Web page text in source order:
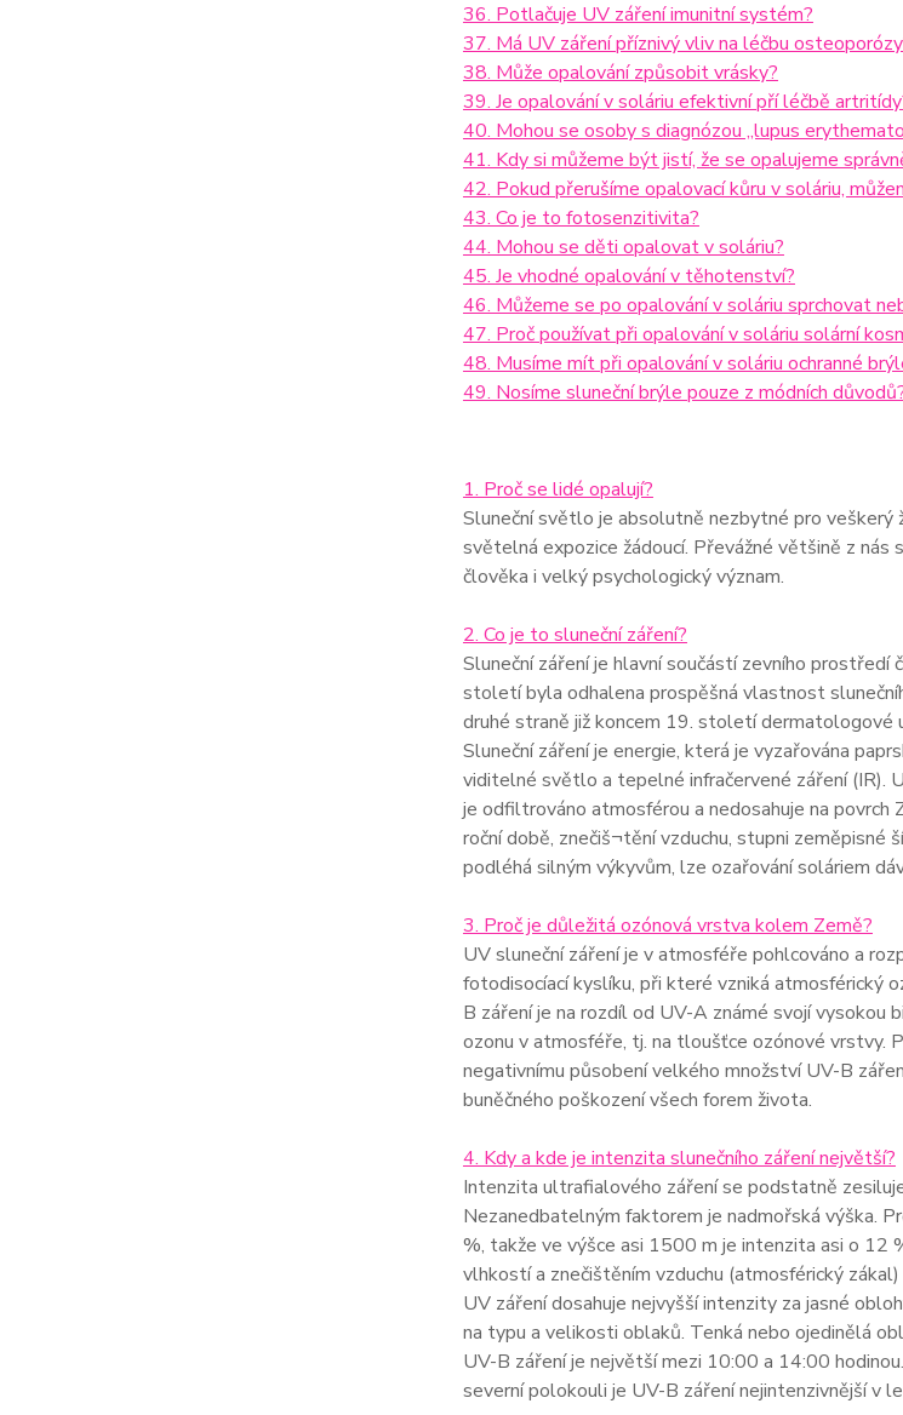
36. Potlačuje UV záření imunitní systém?
37. Má UV záření příznivý vliv na léčbu
38. Může opalování způsobit vrásky?
39. Je opalování v soláriu efektivní pří léčbě
40. Mohou se osoby s diagnózou „lupus
41. Kdy si můžeme být jistí, že se opalujeme
42. Pokud přerušíme opalovací kůru v soláriu,
43. Co je to fotosenzitivita?
44. Mohou se děti opalovat v soláriu?
45. Je vhodné opalování v těhotenství?
46. Můžeme se po opalování v soláriu sprchovat
47. Proč používat při opalování v soláriu solární
48. Musíme mít při opalování v soláriu ochranné
49. Nosíme sluneční brýle pouze z módních
1. Proč se lidé opalují?
Sluneční světlo je absolutně nezbytné pro veškerý
světelná expozice žádoucí. Převážné většině z
člověka i velký psychologický význam.
2. Co je to sluneční záření?
Sluneční záření je hlavní součástí zevního prostředí
století byla odhalena prospěšná vlastnost
druhé straně již koncem 19. století dermatologové
Sluneční záření je energie, která je vyzařována
viditelné světlo a tepelné infračervené záření (IR).
je odfiltrováno atmosférou a nedosahuje na povrch
roční době, znečiš¬tění vzduchu, stupni zeměpisné
podléhá silným výkyvům, lze ozařování soláriem
3. Proč je důležitá ozónová vrstva kolem Země?
UV sluneční záření je v atmosféře pohlcováno a
fotodisocíací kyslíku, při které vzniká atmosférický
B záření je na rozdíl od UV-A známé svojí
ozonu v atmosféře, tj. na tloušťce ozónové vrstvy.
negativnímu působení velkého množství UV-B
buněčného poškození všech forem života.
4. Kdy a kde je intenzita slunečního záření největší?
Intenzita ultrafialového záření se podstatně
Nezanedbatelným faktorem je nadmořská výška.
%, takže ve výšce asi 1500 m je intenzita asi o 12
vlhkostí a znečištěním vzduchu (atmosférický
UV záření dosahuje nejvyšší intenzity za jasné
na typu a velikosti oblaků. Tenká nebo ojedinělá
UV-B záření je největší mezi 10:00 a 14:00
severní polokouli je UV-B záření nejintenzivnější v